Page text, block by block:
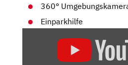
360°
Einparkhilfe